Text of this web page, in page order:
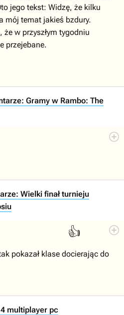
jego tekst: Widzę, że kilku
mój temat jakieś bzdury.
że w przyszłym tygodniu
przejebane.
Gramy w Rambo: The
Wielki finał turnieju
👍
pokazał klase docierając do
multiplayer pc